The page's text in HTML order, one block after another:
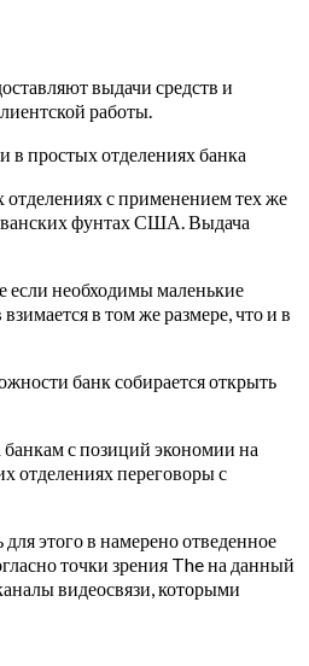
выдачи средств и
работы.
в простых отделениях банка
отделениях с применением тех же
фунтах США. Выдача
если необходимы маленькие
в том же размере, что и в
банк собирается открыть
с позиций экономии на
отделениях переговоры с
этого в намерено отведенное
точки зрения The на данный
видеосвязи, которыми